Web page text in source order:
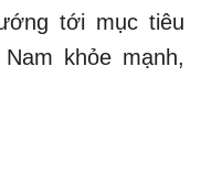
tới mục tiêu
khỏe mạnh,